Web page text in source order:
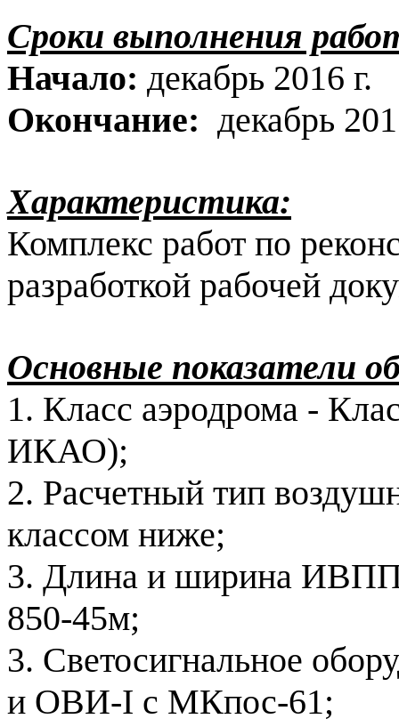
Сроки выполнения
Начало: декабрь 2016 г.
Окончание: декабрь
Характеристика:
Комплекс работ по
разработкой рабочей
Основные показатели
1. Класс аэродрома -
ИКАО);
2. Расчетный тип
классом ниже;
3. Длина и ширина ИВПП
850-45м;
3. Светосигнальное
и ОВИ-I с МКпос-61;